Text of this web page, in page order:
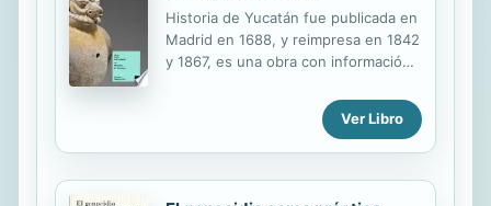
Historia de Yucatán fue publicada en
Madrid en 1688, y reimpresa en 1842
y 1867, es una obra con información
Cogolludo en una época en la cual
las fuentes históricas más antiguas,
hoy desaparecidas, eran aún
Ver Libro